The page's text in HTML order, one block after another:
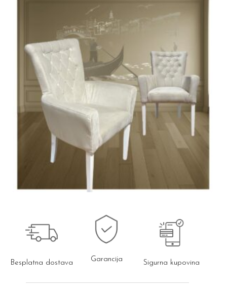
Besplatna dostava Garancija Sigurna kupovina